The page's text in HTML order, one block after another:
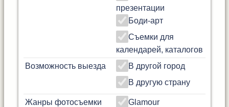
презентации
Боди-арт
Съемки для
календарей, каталогов
Возможность выезда
В другой город
В другую страну
Жанры фотосъемки
Glamour